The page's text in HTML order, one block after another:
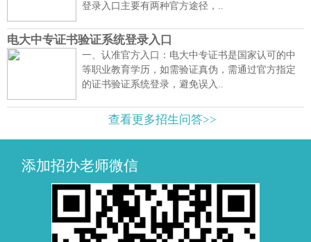
登录入口主要有两种官方途径，..
电大中专证书验证系统登录入口
一、认准官方入口：电大中专证书是国家认可的中
等职业教育学历，如需验证真伪，需通过官方指定
的证书验证系统登录，避免误入..
查看更多招生问答>>
添加招办老师微信